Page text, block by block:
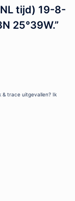
tijd) 19-8-
25°39W.”
& trace uitgevallen? Ik